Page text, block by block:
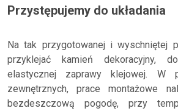
Przystępujemy do układania
Na tak przygotowanej i wyschniętej
przyklejać kamień dekoracyjny,
elastycznej zaprawy klejowej. W
zewnętrznych, prace montażowe
bezdeszczową pogodę, przy